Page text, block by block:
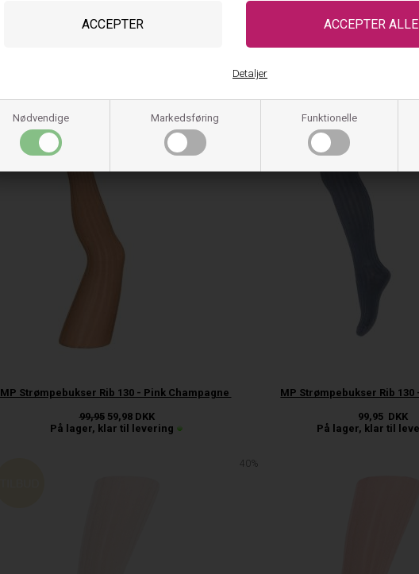
Nødvendige Markedsføring Funktionelle
Detaljer
99,95 39,98
DKK
MP Strømpebukser Rib 130 - Pink Champagne
99,95 59,98 DKK
På lager, klar til levering
40%
MP Strømpebukser Rib 130
99,95 DKK
På lager, klar til